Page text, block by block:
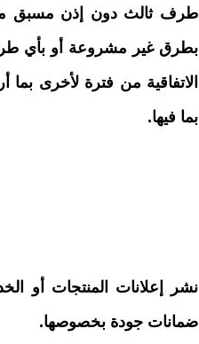
طرف ثالث دون إذن مسبق
بطرق غير مشروعة أو بأي
الاتفاقية من فترة لأخرى بما
بما فيها.
نشر إعلانات المنتجات أو
ضمانات جودة بخصوصها.